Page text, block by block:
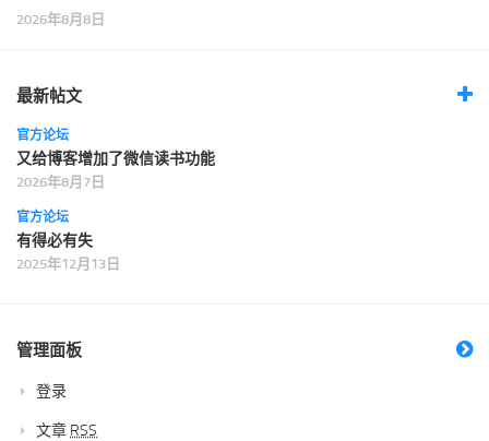
2026年8月8日
最新帖文
官方论坛
又给博客增加了微信读书功能
2026年8月7日
官方论坛
有得必有失
2025年12月13日
管理面板
登录
文章 RSS